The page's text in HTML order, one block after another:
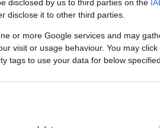
disclosed by us to third parties on the
disclose it to other third parties.
or more Google services and may
visit or usage behaviour. You may
tags to use your data for below
a csapat részéről, hogy gond
nagy baj van ezzel az